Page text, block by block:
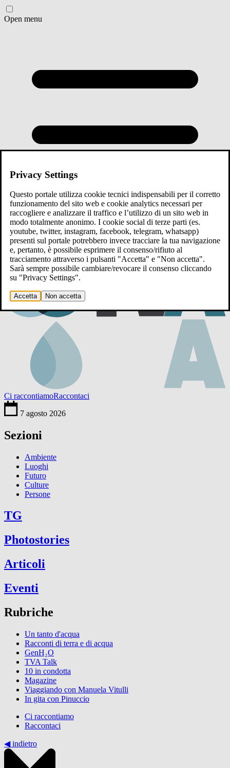
Open menu
Ci raccontiamoRaccontaci
7 agosto 2026
Sezioni
Ambiente
Luoghi
Futuro
Culture
Persone
TG
Photostories
Articoli
Eventi
Rubriche
Un tanto d'acqua
Racconti di terra e di acqua
GenH₂O
TVA Talk
10 in condotta
Magazine
Viaggiando con Manuela Vitulli
In gita con Pinuccio
Ci raccontiamo
Raccontaci
◀︎ indietro
Privacy Settings
Questo portale utilizza cookie tecnici indispensabili per il corretto
funzionamento del sito web e cookie analytics necessari per
raccogliere e analizzare il traffico e l’utilizzo di un sito web in
modo totalmente anonimo. I cookie social di terze parti (es.
youtube, twitter, instagram, facebook, telegram, whatsapp)
presenti sul portale potrebbero invece tracciare la tua navigazione
e, pertanto, è possibile esprimere il consenso/rifiuto al
tracciamento attraverso i pulsanti "Accetta" e "Non accetta".
Sarà sempre possibile cambiare/revocare il consenso cliccando
su "Privacy Settings".
Accetta Non accetta